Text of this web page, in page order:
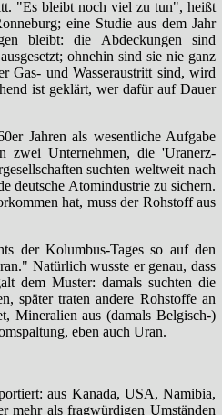
"Es bleibt noch viel zu tun", heißt
eine Studie aus dem Jahr
bleibt: die Abdeckungen sind
ohnehin sind sie nie ganz
Gas- und Wasseraustritt sind, wird
ist geklärt, wer dafür auf Dauer
Jahren als wesentliche Aufgabe
zwei Unternehmen, die 'Uranerz-
suchten weltweit nach
deutsche Atomindustrie zu sichern.
hat, muss der Rohstoff aus
der Kolumbus-Tages so auf den
Natürlich wusste er genau, dass
dem Muster: damals suchten die
später traten andere Rohstoffe an
Mineralien aus (damals Belgisch-)
eben auch Uran.
aus Kanada, USA, Namibia,
mehr als fragwürdigen Umständen